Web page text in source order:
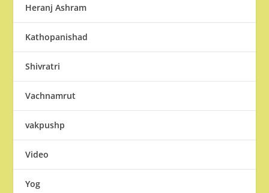
Heranj Ashram
Kathopanishad
Shivratri
Vachnamrut
vakpushp
Video
Yog